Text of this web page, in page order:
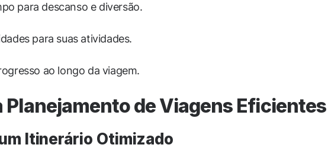
para descanso e diversão.
para suas atividades.
ao longo da viagem.
Planejamento de Viagens Eficientes
Itinerário Otimizado